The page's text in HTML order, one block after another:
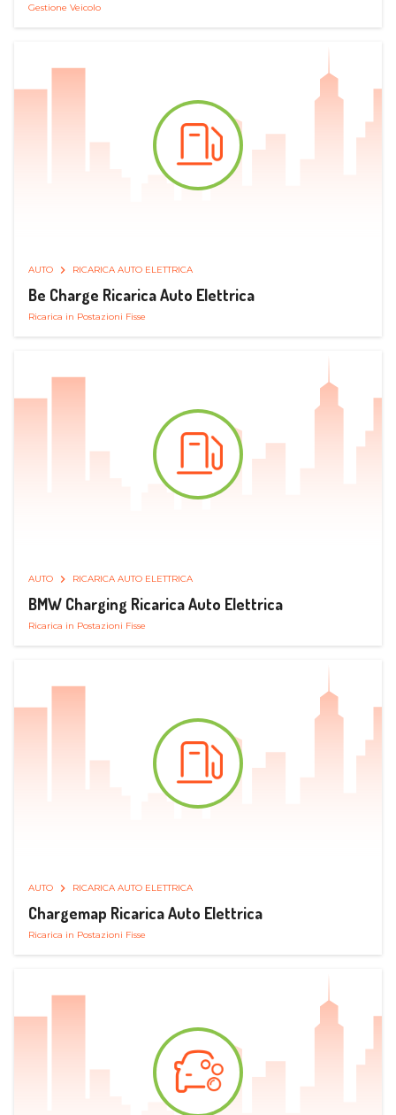
Gestione Veicolo
AUTO RICARICA AUTO ELETTRICA
Be Charge Ricarica Auto Elettrica
Ricarica in Postazioni Fisse
AUTO RICARICA AUTO ELETTRICA
BMW Charging Ricarica Auto Elettrica
Ricarica in Postazioni Fisse
AUTO RICARICA AUTO ELETTRICA
Chargemap Ricarica Auto Elettrica
Ricarica in Postazioni Fisse